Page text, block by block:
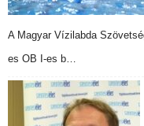
A Magyar Vízilabda
es OB I-es b…